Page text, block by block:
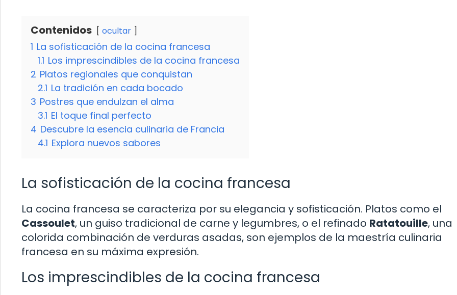
Contenidos ocultar
1 La sofisticación de la cocina francesa
1.1 Los imprescindibles de la cocina francesa
2 Platos regionales que conquistan
2.1 La tradición en cada bocado
3 Postres que endulzan el alma
3.1 El toque final perfecto
4 Descubre la esencia culinaria de Francia
4.1 Explora nuevos sabores
La sofisticación de la cocina francesa
La cocina francesa se caracteriza por su elegancia y sofisticación. Platos como el
Cassoulet, un guiso tradicional de carne y legumbres, o el refinado Ratatouille, una
colorida combinación de verduras asadas, son ejemplos de la maestría culinaria
francesa en su máxima expresión.
Los imprescindibles de la cocina francesa